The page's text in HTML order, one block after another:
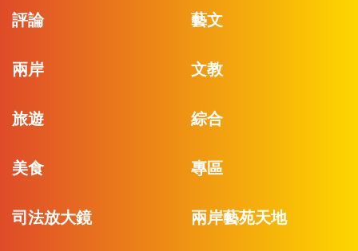
評論 藝文
兩岸 文教
旅遊 綜合
美食 專區
司法放大鏡 兩岸藝苑天地